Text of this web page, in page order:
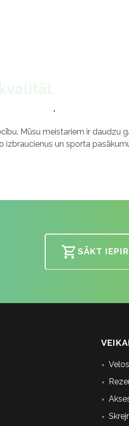
Mūsu meistariem ir daudzu
izbraucienus un sporta
SĀKT